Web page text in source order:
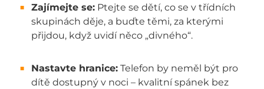
Zajímejte se:Ptejte se dětí, co se v třídních
skupinách děje, a buďte těmi, za kterými
přijdou, když uvidí něco „divného“.
Nastavte hranice:Telefon by neměl být pro
dítě dostupný v noci – kvalitní spánek bez